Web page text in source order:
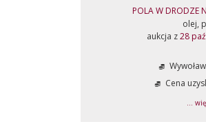
POLA W DRODZE
olej,
aukcja z28
Cena
...